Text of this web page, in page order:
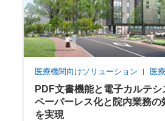
医療機関向けソリューション 医
PDF文書機能と電子カルテ
ペーパーレス化と院内業務の
を実現